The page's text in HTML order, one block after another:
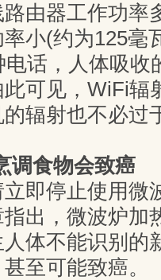
由器工作功率
小(约为125毫
话，人体吸收
可见，WiFi辐
辐射也不必过
调食物会致癌
即停止使用微
出，微波炉加
体不能识别的
至可能致癌。